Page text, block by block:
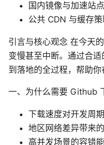
国内镜像与加速站
公共 CDN 与缓存
引言与核心观念 在今天
变慢甚至中断。通过合
到落地的全过程，帮助
一、为什么需要 Github
下载速度对开发周
地区网络差异带来
高并发场景的容错